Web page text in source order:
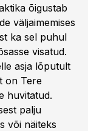
õigustab
väljaimemises
ka sel puhul
visatud.
asja lõputult
on Tere
huvitatud.
palju
või näiteks